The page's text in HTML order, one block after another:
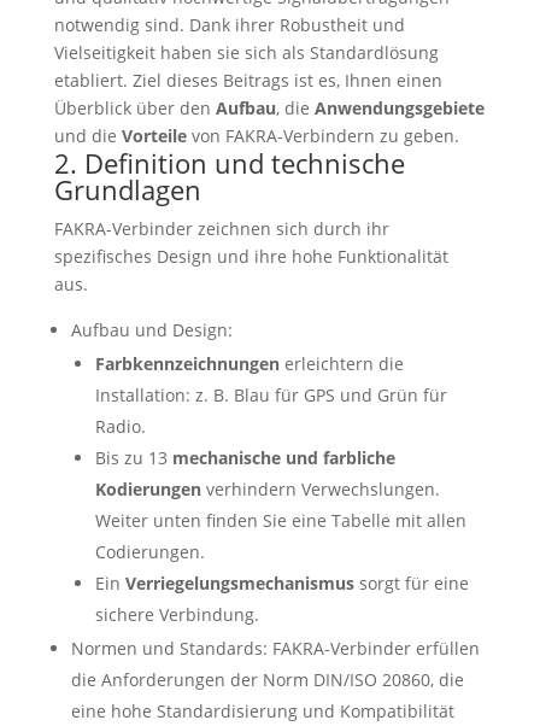
notwendig sind. Dank ihrer Robustheit und
Vielseitigkeit haben sie sich als Standardlösung
etabliert. Ziel dieses Beitrags ist es, Ihnen einen
Überblick über den Aufbau, die Anwendungsgebiete
und die Vorteilevon FAKRA-Verbindern zu geben.
2. Definition und technische
Grundlagen
FAKRA-Verbinder zeichnen sich durch ihr
spezifisches Design und ihre hohe Funktionalität
aus.
Aufbau und Design:
Farbkennzeichnungenerleichtern die
Installation: z. B. Blau für GPS und Grün für
Radio.
Bis zu 13 mechanische und farbliche
Kodierungenverhindern Verwechslungen.
Weiter unten finden Sie eine Tabelle mit allen
Codierungen.
Ein Verriegelungsmechanismussorgt für eine
sichere Verbindung.
Normen und Standards: FAKRA-Verbinder erfüllen
die Anforderungen der Norm DIN/ISO 20860, die
eine hohe Standardisierung und Kompatibilität